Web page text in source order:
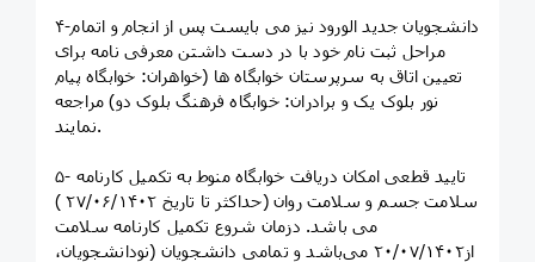
۴-دانشجویان جدید الورود نیز می بایست پس از انجام و اتمام
مراحل ثبت نام خود با در دست داشتن معرفی نامه برای
تعیین اتاق به سرپرستان خوابگاه ها (خواهران: خوابگاه پیام
نور بلوک یک و برادران: خوابگاه فرهنگ بلوک دو) مراجعه
نمایند.
۵- تایید قطعی امکان دریافت خوابگاه منوط به تکمیل کارنامه
سلامت جسم و سلامت روان (حداکثر تا تاریخ ۲۷/۰۶/۱۴۰۲ )
می باشد. دزمان شروع تکمیل کارنامه سلامت
از۲۰/۰۷/۱۴۰۲ می‌باشد و تمامی دانشجویان (نودانشجویان،